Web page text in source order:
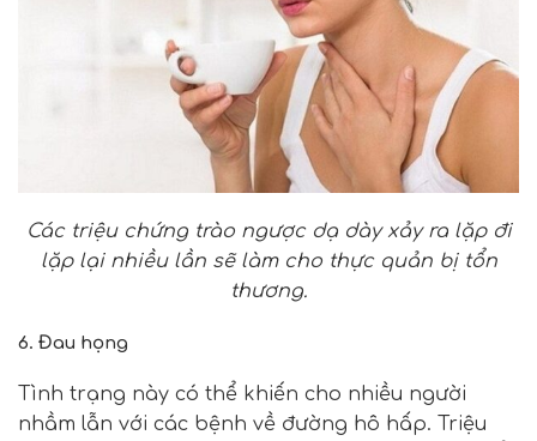
Các triệu chứng trào ngược dạ dày xảy ra lặp đi
lặp lại nhiều lần sẽ làm cho thực quản bị tổn
thương.
6. Đau họng
Tình trạng này có thể khiến cho nhiều người
nhầm lẫn với các bệnh về đường hô hấp. Triệu